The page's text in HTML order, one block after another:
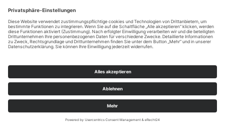
Öffnungszeiten in Günzburg
Nutzungsbedingungen
Datenschutz
Impressum
© 2026 - Waldseilgarten Wallenhausen GmbH